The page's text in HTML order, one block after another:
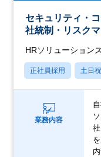
セキュリティ・
社統制・リスク
HRソリューション
正社員採用 土日
業務内容